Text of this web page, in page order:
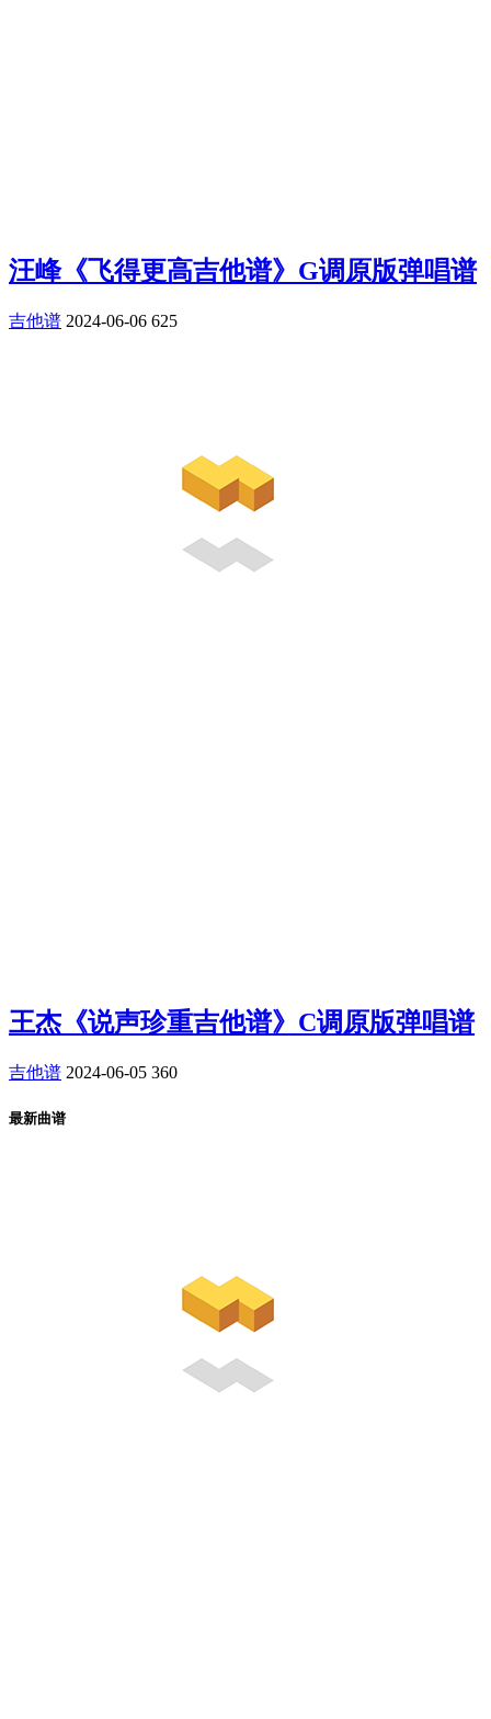
汪峰《飞得更高吉他谱》G调原版弹唱谱
吉他谱 2024-06-06 625
王杰《说声珍重吉他谱》C调原版弹唱谱
吉他谱 2024-06-05 360
最新曲谱